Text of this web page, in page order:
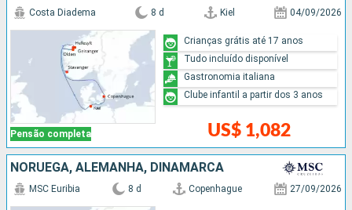
Pensão completa
Costa Diadema 8 d Kiel 04/09/2026
US$ 1,082
Crianças grátis até 17 anos
Tudo incluído disponível
Gastronomia italiana
Clube infantil a partir dos 3 anos
NORUEGA, ALEMANHA, DINAMARCA
MSC Euribia 8 d Copenhague 27/09/2026